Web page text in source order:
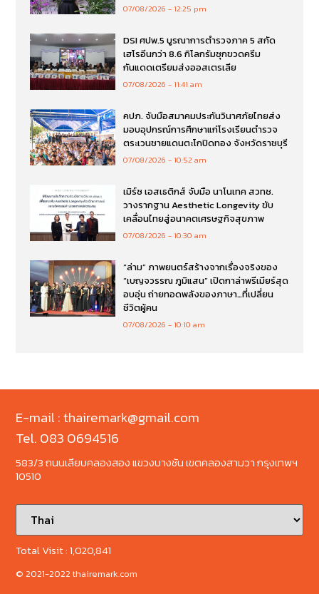
07/08/2026 12:25 pm
DSI ศปพ.5 บูรณาการตำรวจภาค 5 สกัด
เฮโรอีนกว่า 8.6 กิโลกรัมซุกขวดครีม
กันแดดเตรียมส่งออสเตรเลีย
07/08/2026 11:41 am
คปภ. จับมือสมาคมประกันวินาศภัยไทยส่ง
มอบอุปกรณ์การศึกษาแก่โรงเรียนตำรวจ
ตระเวนชายแดนตะโกปิดทอง จังหวัดราชบุรี
07/08/2026 10:52 am
เมิร์ซ เอสเธติกส์ จับมือ นาโนเทค สวทช.
วางรากฐาน Aesthetic Longevity ขับ
เคลื่อนไทยสู่อนาคตเศรษฐกิจสุขภาพ
07/08/2026 10:30 am
“ล่าม” ภาพยนตร์สร้างจากเรื่องจริงของ
“เบญจวรรณ ภูมิแสน” เปิดกาล่าพรีเมียร์สุด
อบอุ่น ถ่ายทอดพลังของภาษา…ที่เปลี่ยน
ชีวิตผู้คน
07/08/2026 10:10 am
E-mail : thairemark@gmail.com
Tel. 083 0694516
583/3 ถนนเลียบคลองสอง แขวงบางชัน เขตคลองสามวา กรุงเทพฯ
10510
Total Visit :1,020,841
© 2021-2022 thairemark.com